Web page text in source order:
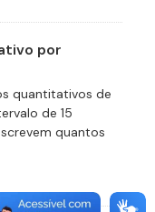
por
quantitativos de
de 15
quantos